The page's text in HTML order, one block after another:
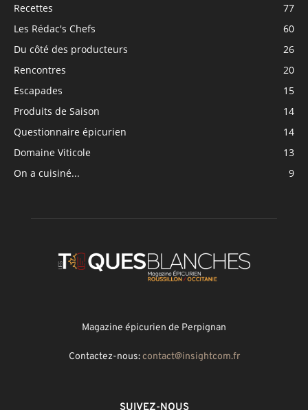
Recettes
77
Les Rédac's Chefs
60
Du côté des producteurs
26
Rencontres
20
Escapades
15
Produits de Saison
14
Questionnaire épicurien
14
Domaine Viticole
13
On a cuisiné...
9
Magazine épicurien de Perpignan
Contactez-nous:contact@insightcom.fr